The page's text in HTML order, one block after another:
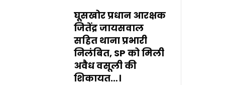
घूसखोर प्रधान आरक्षक
जितेंद्र जायसवाल
सहित थाना प्रभारी
निलंबित, SP को मिली
अवैध वसूली की
शिकायत…।